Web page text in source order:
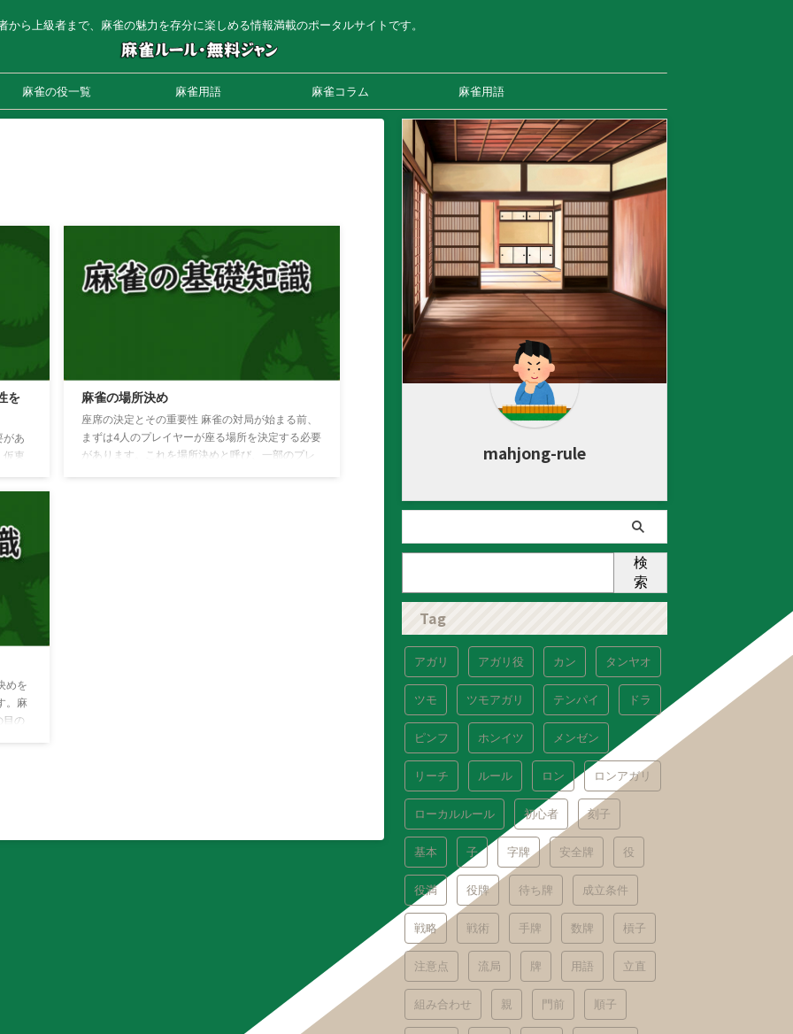
から上級者まで、麻雀の魅力を存分に楽しめる情報満載のポータルサイトです。
麻雀の役一覧 麻雀用語 麻雀コラム 麻雀用語
を
があ
仮東
取り
定
、
ま
ま
に
な
麻雀の場所決め
座席の決定とその重要性 麻雀の対局が始まる前、
まずは4人のプレイヤーが座る場所を決定する必要
があります。これを場所決めと呼び、一部のプレ
めを
。麻
目の
（反
mahjong-rule
検
索
Tag
アガリ アガリ役 カン タンヤオ
ツモ ツモアガリ テンパイ ドラ
ピンフ ホンイツ メンゼン
リーチ ルール ロン ロンアガリ
ローカルルール 初心者 刻子
基本 子 字牌 安全牌 役
役満 役牌 待ち牌 成立条件
戦略 戦術 手牌 数牌 槓子
注意点 流局 牌 用語 立直
組み合わせ 親 門前 順子